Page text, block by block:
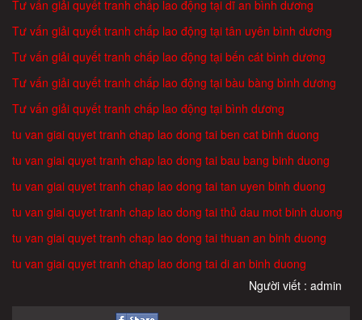
Tư vấn giải quyết tranh chấp lao động tại dĩ an bình dương
Tư vấn giải quyết tranh chấp lao động tại tân uyên bình dương
Tư vấn giải quyết tranh chấp lao động tại bến cát bình dương
Tư vấn giải quyết tranh chấp lao động tại bàu bàng bình dương
Tư vấn giải quyết tranh chấp lao động tại bình dương
tu van giai quyet tranh chap lao dong tai ben cat binh duong
tu van giai quyet tranh chap lao dong tai bau bang binh duong
tu van giai quyet tranh chap lao dong tai tan uyen binh duong
tu van giai quyet tranh chap lao dong tai thủ dau mot binh duong
tu van giai quyet tranh chap lao dong tai thuan an binh duong
tu van giai quyet tranh chap lao dong tai di an binh duong
Người viết : admin